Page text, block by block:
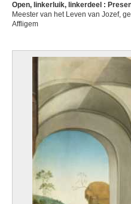
Open, linkerluik, linkerdeel :
Meester van het Leven van Jozef,
Affligem